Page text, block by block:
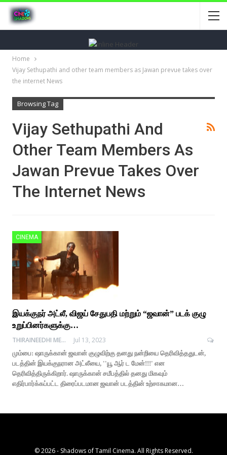
Home
Vijay Sethupathi and other team members as Jawan prevue takes over
the internet News
Browsing Tag
Vijay Sethupathi And
Other Team Members As
Jawan Prevue Takes Over
The Internet News
CINEMA
இயக்குநர் அட்லீ, விஜய் சேதுபதி மற்றும் “ஜவான்” படக் குழு
உறுப்பினர்களுக்கு…
THIRAINEEDHI MEDIA
Jul 13, 2023
மும்பை: ஷாருக்கான் ஜவான் குழுவிற்கு தனது நன்றியை தெரிவித்ததுடன்,
படத்தின் இயக்குநரான அட்லீயை, ''யூ ஆர் ட மேன்!!!' என
தெரிவித்திருக்கிறார். ஷாருக்கான் சமீபத்தில் தனது மிகவும்
எதிர்பார்க்கப்பட்ட திரைப்படமான ஜவான் படத்தின் உற்சாகமான…
© 2026 - Shadows of Tamil Cinema. All Rights Reserved.